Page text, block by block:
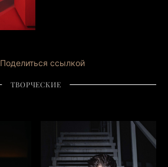
Поделиться ссылкой
ТВОРЧЕСКИЕ